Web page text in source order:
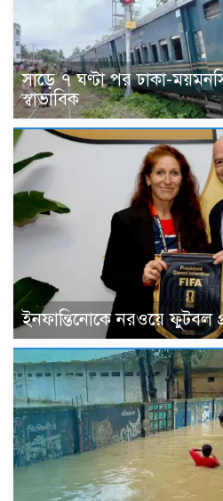
সাড়ে ৭ ঘণ্টা পর ঢাকা-
স্বাভাবিক
ইনফান্তিনোকে নরওয়ে ফুটবল